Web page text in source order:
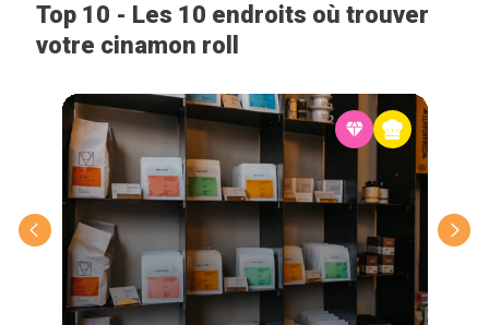
Top 10 - Les 10 endroits où trouver
votre cinamon roll